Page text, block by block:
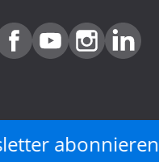
abonnieren